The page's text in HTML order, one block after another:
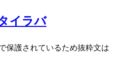
イラバ
保護されているため抜粋文は